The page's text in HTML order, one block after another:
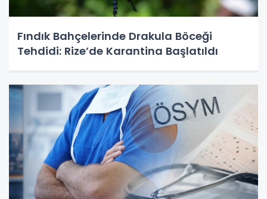
Fındık Bahçelerinde Drakula Böceği
Tehdidi: Rize’de Karantina Başlatıldı